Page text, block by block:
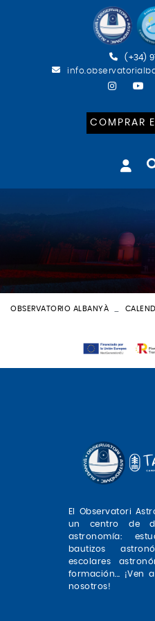
(+34)
COMPRAR
OBSERVATORIO ALBANYÀ
El Observatori
un centro de
astronomía:
bautizos
escolares
formación... ¡Ven
nosotros!